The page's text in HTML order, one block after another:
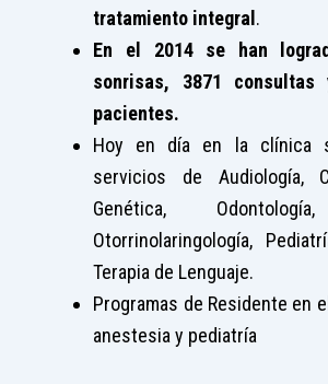
tratamiento integral .
En el 2014 se han
sonrisas, 3871
pacientes.
Hoy en día en la clínica
servicios de Audiología,
Genética,
Otorrinolaringología,
Terapia de Lenguaje.
Programas de Residente en
anestesia y pediatría